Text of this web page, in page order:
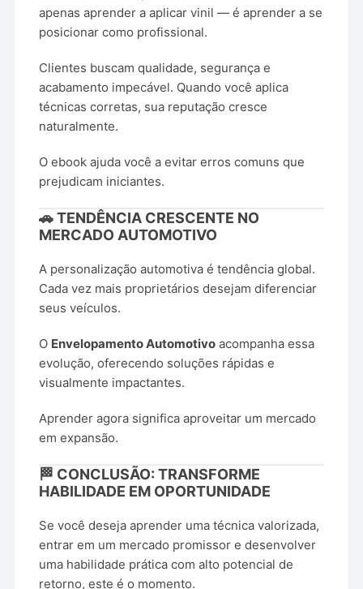
apenas aprender a aplicar vinil — é aprender a se
posicionar como profissional.
Clientes buscam qualidade, segurança e
acabamento impecável. Quando você aplica
técnicas corretas, sua reputação cresce
naturalmente.
O ebook ajuda você a evitar erros comuns que
prejudicam iniciantes.
🚗 TENDÊNCIA CRESCENTE NO
MERCADO AUTOMOTIVO
A personalização automotiva é tendência global.
Cada vez mais proprietários desejam diferenciar
seus veículos.
O Envelopamento Automotivo acompanha essa
evolução, oferecendo soluções rápidas e
visualmente impactantes.
Aprender agora significa aproveitar um mercado
em expansão.
🏁 CONCLUSÃO: TRANSFORME
HABILIDADE EM OPORTUNIDADE
Se você deseja aprender uma técnica valorizada,
entrar em um mercado promissor e desenvolver
uma habilidade prática com alto potencial de
retorno, este é o momento.